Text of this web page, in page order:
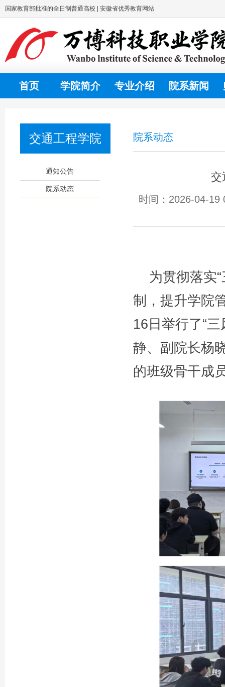
国家教育部批准的全日制普通高校 | 安徽省优秀教育网站
首页 学院简介 专业介绍 院系新闻
交通工程学院
通知公告
院系动态
院系动态
交
时间：2026-04-
为贯彻落实
制，提升学院
16日举行了“
静、副院长杨
的班级骨干成